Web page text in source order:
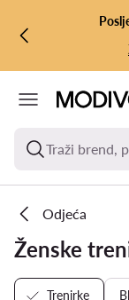
PRIJEĐI NA
PRIJEĐI NA
Traži brend,
Odjeća
Ženske
Trenirke